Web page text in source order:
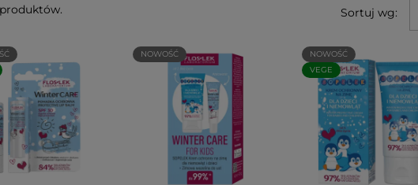
Sortuj wg:
NOWOŚĆ
NOWOŚĆ
VEGE